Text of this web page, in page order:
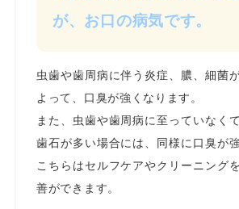
が、お口の病気です。
虫歯や歯周病に伴う炎症、膿、細菌
よって、口臭が強くなります。
また、虫歯や歯周病に至っていなく
歯石が多い場合には、同様に口臭が
こちらはセルフケアやクリーニング
善ができます。